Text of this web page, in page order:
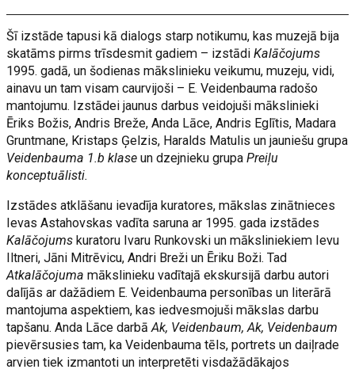
Šī izstāde tapusi kā dialogs starp notikumu, kas muzejā bija
skatāms pirms trīsdesmit gadiem – izstādiKalāčojums
1995. gadā, un šodienas mākslinieku veikumu, muzeju, vidi,
ainavu un tam visam caurvijoši – E. Veidenbauma radošo
mantojumu. Izstādei jaunus darbus veidojuši mākslinieki
Ēriks Božis, Andris Breže, Anda Lāce, Andris Eglītis, Madara
Gruntmane, Kristaps Ģelzis, Haralds Matulis un jauniešu grupa
Veidenbauma 1.b klaseun dzejnieku grupaPreiļu
konceptuālisti.
Izstādes atklāšanu ievadīja kuratores, mākslas zinātnieces
Ievas Astahovskas vadīta saruna ar 1995. gada izstādes
Kalāčojums kuratoru Ivaru Runkovski un māksliniekiem Ievu
Iltneri, Jāni Mitrēvicu, Andri Breži un Ēriku Boži. Tad
Atkalāčojuma mākslinieku vadītajā ekskursijā darbu autori
dalījās ar dažādiem E. Veidenbauma personības un literārā
mantojuma aspektiem, kas iedvesmojuši mākslas darbu
tapšanu. Anda Lāce darbāAk, Veidenbaum, Ak, Veidenbaum
pievērsusies tam, ka Veidenbauma tēls, portrets un daiļrade
arvien tiek izmantoti un interpretēti visdažādākajos